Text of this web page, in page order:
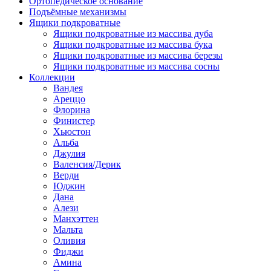
Подъёмные механизмы
Ящики подкроватные
Ящики подкроватные из массива дуба
Ящики подкроватные из массива бука
Ящики подкроватные из массива березы
Ящики подкроватные из массива сосны
Коллекции
Вандея
Ареццо
Флорина
Финистер
Хьюстон
Альба
Джулия
Валенсия/Дерик
Верди
Юджин
Дана
Алези
Манхэттен
Мальта
Оливия
Фиджи
Амина